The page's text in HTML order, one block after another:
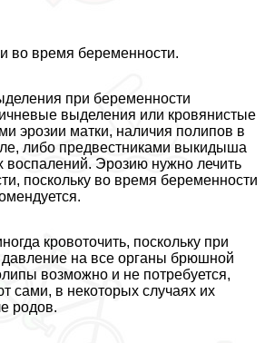
во время беременности.
при беременности
выделения или кровянистые
эрозии матки, наличия полипов в
либо предвестниками выкидыша
воспалений. Эрозию нужно лечить
поскольку во время беременности
кровоточить, поскольку при
давление на все органы брюшной
возможно и не потребуется,
сами, в некоторых случаях их
родов.